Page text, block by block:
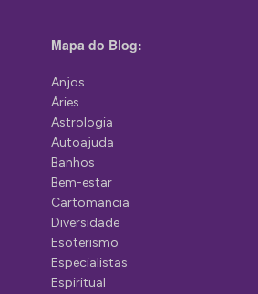
Mapa do Blog:
Anjos
Áries
Astrologia
Autoajuda
Banhos
Bem-estar
Cartomancia
Diversidade
Esoterismo
Especialistas
Espiritual